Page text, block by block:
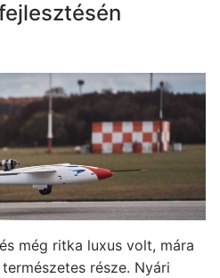
még ritka luxus volt, mára
része. Nyári